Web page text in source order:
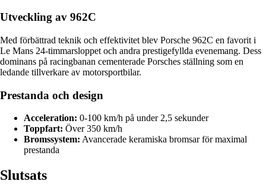
Utveckling av 962C
Med förbättrad teknik och effektivitet blev Porsche 962C en favorit i
Le Mans 24-timmarsloppet och andra prestigefyllda evenemang. Dess
dominans på racingbanan cementerade Porsches ställning som en
ledande tillverkare av motorsportbilar.
Prestanda och design
Acceleration: 0-100 km/h på under 2,5 sekunder
Toppfart: Över 350 km/h
Bromssystem: Avancerade keramiska bromsar för maximal
prestanda
Slutsats